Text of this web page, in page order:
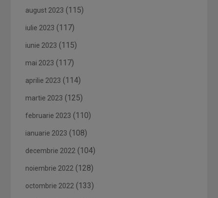
august 2023 (115)
iulie 2023 (117)
iunie 2023 (115)
mai 2023 (117)
aprilie 2023 (114)
martie 2023 (125)
februarie 2023 (110)
ianuarie 2023 (108)
decembrie 2022 (104)
noiembrie 2022 (128)
octombrie 2022 (133)